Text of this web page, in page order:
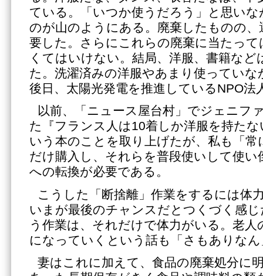
ている。「いつか使うだろう」と思い
のが山のようにある。廃棄したものの、
要した。さらにこれらの廃棄に当たっ
くてはいけない。結局、洋服、書籍など
た。洗濯済みの洋服やあまり使ってい
後日、太陽光発電を推進しているNPO法
以前、「ニュース屋台村」でジェニフ
た『フランス人は10着しか洋服を持た
いう本のことを取り上げたが、私も「常
だけ購入し、それらを普段使いして使い
への転換が必要である。
こうした「断捨離」作業をするには体
いまが最後のチャンスだとつくづく感
う作業は、それだけで体力がいる。老人
になっていくという話も「さもありな
妻はこれに加えて、食品の廃棄処分に